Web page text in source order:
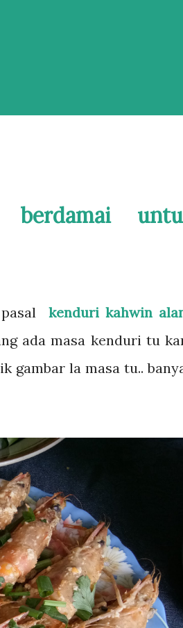
berdamai
pasalkenduri kahwin
ada masa kenduri tu
gambar la masa tu..